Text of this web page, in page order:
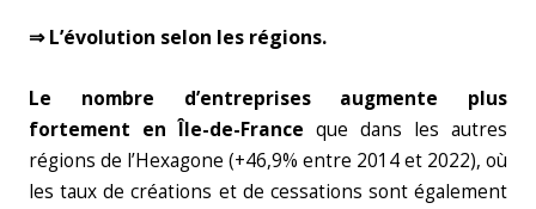
⇒ L’évolution selon les régions.
Le nombre d’entreprises augmente plus
fortement en Île-de-France que dans les autres
régions de l’Hexagone (+46,9% entre 2014 et 2022), où
les taux de créations et de cessations sont également